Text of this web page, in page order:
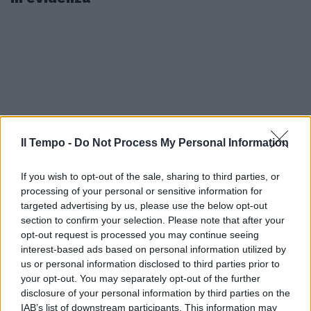
Il Tempo - Do Not Process My Personal Information
If you wish to opt-out of the sale, sharing to third parties, or
processing of your personal or sensitive information for
targeted advertising by us, please use the below opt-out
section to confirm your selection. Please note that after your
opt-out request is processed you may continue seeing
interest-based ads based on personal information utilized by
us or personal information disclosed to third parties prior to
your opt-out. You may separately opt-out of the further
disclosure of your personal information by third parties on the
IAB’s list of downstream participants. This information may